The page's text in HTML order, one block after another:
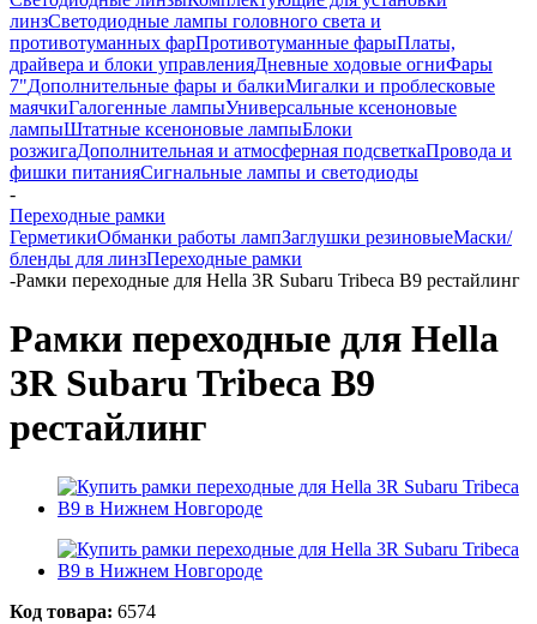
линзСветодиодные лампы головного света и
противотуманных фарПротивотуманные фарыПлаты,
драйвера и блоки управленияДневные ходовые огниФары
7"Дополнительные фары и балкиМигалки и проблесковые
маячкиГалогенные лампыУниверсальные ксеноновые
лампыШтатные ксеноновые лампыБлоки
розжигаДополнительная и атмосферная подсветкаПровода и
фишки питанияCигнальные лампы и светодиоды
-
Переходные рамки
ГерметикиОбманки работы лампЗаглушки резиновыеМаски/
бленды для линзПереходные рамки
-Рамки переходные для Hella 3R Subaru Tribeca B9 рестайлинг
Рамки переходные для Hella
3R Subaru Tribeca B9
рестайлинг
Код товара: 6574